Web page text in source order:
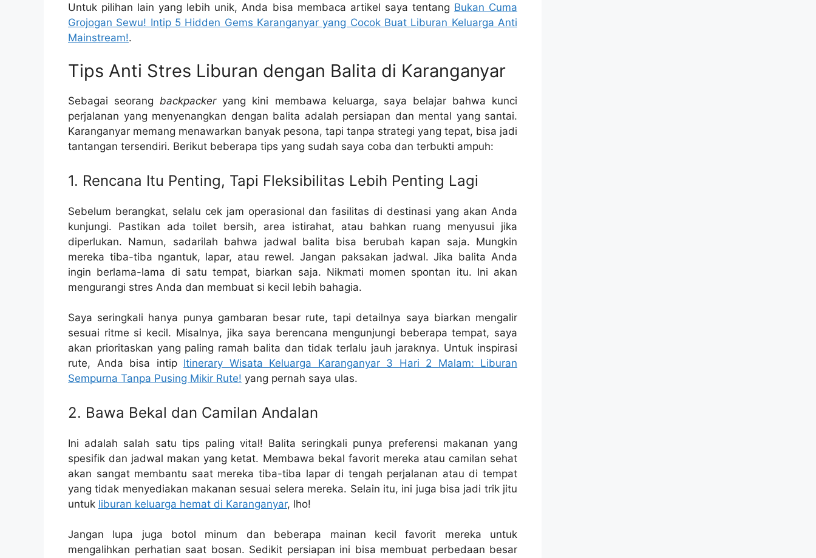
Untuk pilihan lain yang lebih unik, Anda bisa membaca artikel saya tentang Bukan Cuma
Grojogan Sewu! Intip 5 Hidden Gems Karanganyar yang Cocok Buat Liburan Keluarga Anti
Mainstream!.
Tips Anti Stres Liburan dengan Balita di Karanganyar
Sebagai seorangbackpackeryang kini membawa keluarga, saya belajar bahwa kunci
perjalanan yang menyenangkan dengan balita adalah persiapan dan mental yang santai.
Karanganyar memang menawarkan banyak pesona, tapi tanpa strategi yang tepat, bisa jadi
tantangan tersendiri. Berikut beberapa tips yang sudah saya coba dan terbukti ampuh:
1. Rencana Itu Penting, Tapi Fleksibilitas Lebih Penting Lagi
Sebelum berangkat, selalu cek jam operasional dan fasilitas di destinasi yang akan Anda
kunjungi. Pastikan ada toilet bersih, area istirahat, atau bahkan ruang menyusui jika
diperlukan. Namun, sadarilah bahwa jadwal balita bisa berubah kapan saja. Mungkin
mereka tiba-tiba ngantuk, lapar, atau rewel. Jangan paksakan jadwal. Jika balita Anda
ingin berlama-lama di satu tempat, biarkan saja. Nikmati momen spontan itu. Ini akan
mengurangi stres Anda dan membuat si kecil lebih bahagia.
Saya seringkali hanya punya gambaran besar rute, tapi detailnya saya biarkan mengalir
sesuai ritme si kecil. Misalnya, jika saya berencana mengunjungi beberapa tempat, saya
akan prioritaskan yang paling ramah balita dan tidak terlalu jauh jaraknya. Untuk inspirasi
rute, Anda bisa intip Itinerary Wisata Keluarga Karanganyar 3 Hari 2 Malam: Liburan
Sempurna Tanpa Pusing Mikir Rute! yang pernah saya ulas.
2. Bawa Bekal dan Camilan Andalan
Ini adalah salah satu tips paling vital! Balita seringkali punya preferensi makanan yang
spesifik dan jadwal makan yang ketat. Membawa bekal favorit mereka atau camilan sehat
akan sangat membantu saat mereka tiba-tiba lapar di tengah perjalanan atau di tempat
yang tidak menyediakan makanan sesuai selera mereka. Selain itu, ini juga bisa jadi trik jitu
untuk liburan keluarga hemat di Karanganyar, lho!
Jangan lupa juga botol minum dan beberapa mainan kecil favorit mereka untuk
mengalihkan perhatian saat bosan. Sedikit persiapan ini bisa membuat perbedaan besar